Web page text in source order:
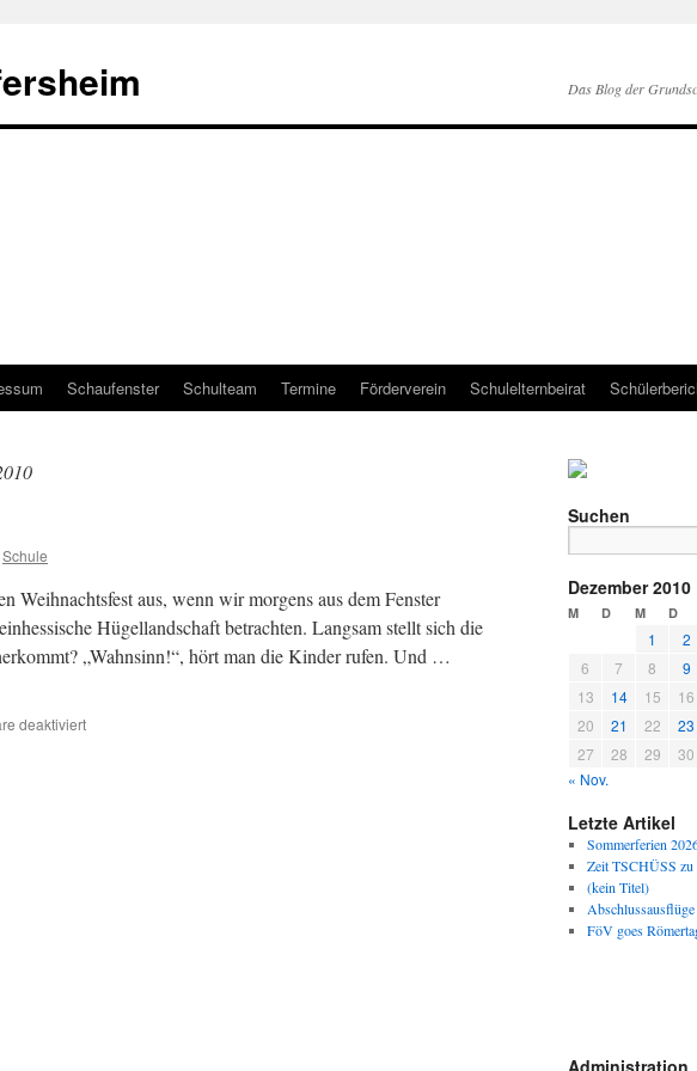
Das Blog der
Schaufenster Schulteam Termine Förderverein Schulelternbeirat
Schule
Weihnachtsfest aus, wenn wir morgens aus dem Fenster
Hügellandschaft betrachten. Langsam stellt sich die
„Wahnsinn!“, hört man die Kinder rufen. Und …
deaktiviertfür
Suchen
Dezember 2010
M D M D
1 2
6
7 8 9
13
14 15 16
20
21 22 23
27
28 29 30
« Nov.
Letzte Artikel
Sommerferien
Zeit TSCHÜSS zu
(kein Titel)
Abschlussausflüge
FöV goes
Administration